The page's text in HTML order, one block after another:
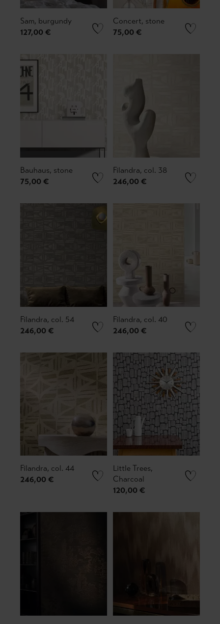
Sam, burgundy
127,00 €
Concert, stone
75,00 €
Bauhaus, stone
75,00 €
Filandra, col. 38
246,00 €
Filandra, col. 54
246,00 €
Filandra, col. 40
246,00 €
Filandra, col. 44
246,00 €
Little Trees,
Charcoal
120,00 €